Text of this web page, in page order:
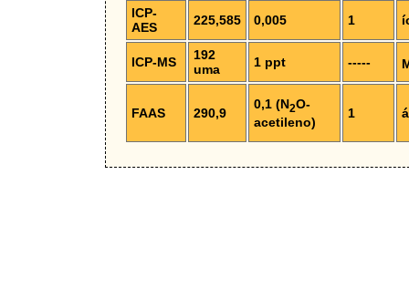
ICP-
AES
225,585 0,005 1
ICP-MS
192
uma
1 ppt -----
FAAS 290,9
0,1 (N2O-
acetileno)
1